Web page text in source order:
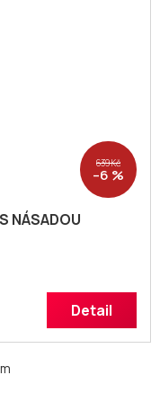
639 Kč
–6 %
NÁSADOU
Detail